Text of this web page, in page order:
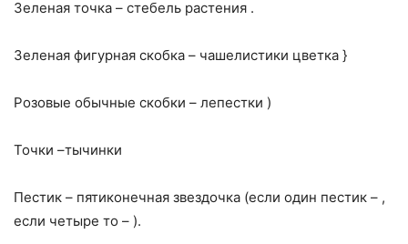
Зеленая точка – стебель растения .
Зеленая фигурная скобка – чашелистики цветка }
Розовые обычные скобки – лепестки )
Точки –тычинки
Пестик – пятиконечная звездочка (если один пестик – ,
если четыре то – ).